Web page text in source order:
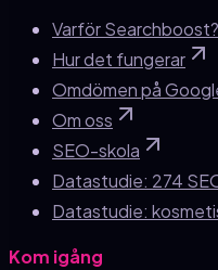
Varför Searchboost?
Hur det fungerar
Omdömen på
Om oss
SEO-skola
Datastudie: 274
Datastudie:
Kom igång